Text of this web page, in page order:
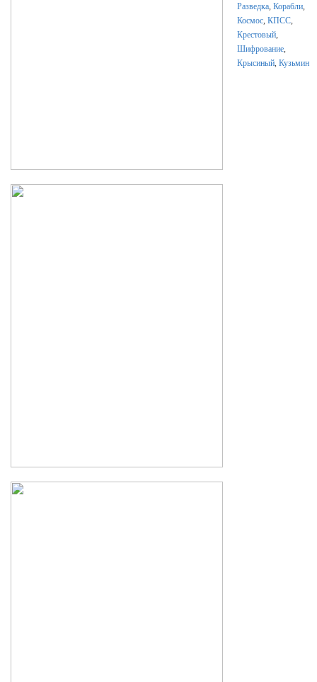
Разведка, Корабли,
Космос, КПСС,
Крестовый,
Шифрование,
Крысиный, Кузьмин